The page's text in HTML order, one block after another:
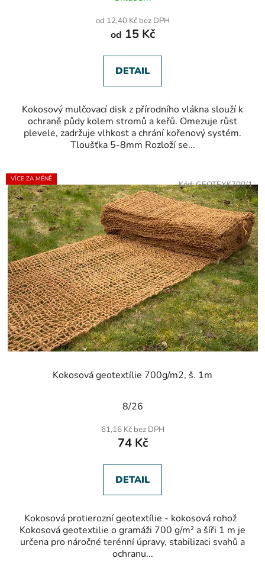
je
5,0
5
hvězdiček.
od 12,40 Kč bez DPH
od 15 Kč
DETAIL
Kokosový mulčovací disk z přírodního vlákna slouží k
ochraně půdy kolem stromů a keřů. Omezuje růst
plevele, zadržuje vlhkost a chrání kořenový systém.
Tloušťka 5-8mm Rozloží se...
VÍCE ZA MÉNĚ
Kokosová geotextílie 700g/m2, š. 1m
hodnocení
je
5,0
5
hvězdiček.
8/26
61,16 Kč bez DPH
74 Kč
DETAIL
Kokosová protierozní geotextílie - kokosová rohož
Kokosová geotextilie o gramáži 700 g/m² a šíři 1 m je
určena pro náročné terénní úpravy, stabilizaci svahů a
ochranu...
Kód:GEOTEXK700/1